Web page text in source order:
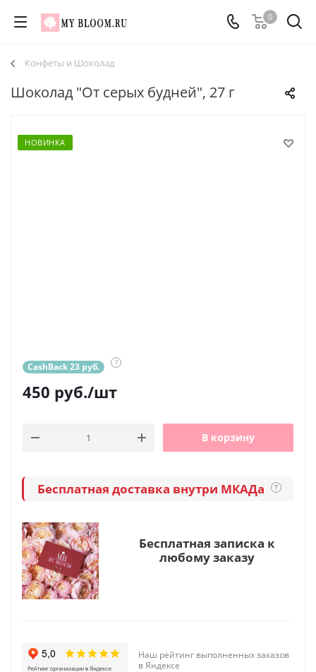
0
Конфеты и Шоколад
Шоколад "От серых будней", 27 г
НОВИНКА
CashBack 23 руб. ?
450 руб./шт
В корзину
Бесплатная доставка внутри МКАДа ?
Бесплатная записка к
любому заказу
Наш рейтинг выполненных заказов
в Яндексе